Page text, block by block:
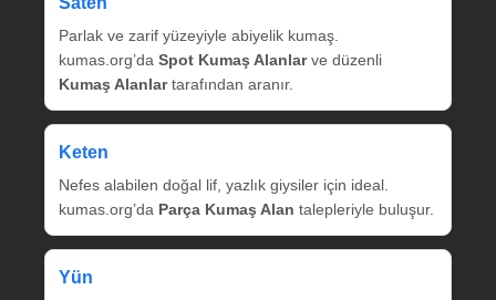
Parlak ve zarif yüzeyiyle abiyelik kumaş.
kumas.org’da Spot Kumaş Alanlarve düzenli
Kumaş Alanlartarafından aranır.
Keten
Nefes alabilen doğal lif, yazlık giysiler için ideal.
kumas.org’da Parça Kumaş Alan talepleriyle buluşur.
Yün